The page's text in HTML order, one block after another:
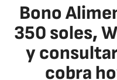
Bono
350 soles,
y
cobra